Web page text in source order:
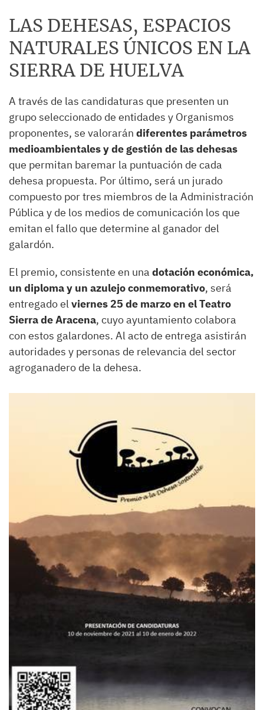
LAS DEHESAS, ESPACIOS
NATURALES ÚNICOS EN LA
SIERRA DE HUELVA
A través de las candidaturas que presenten un
grupo seleccionado de entidades y Organismos
proponentes, se valorarán diferentes parámetros
medioambientales y de gestión de las dehesas
que permitan baremar la puntuación de cada
dehesa propuesta. Por último, será un jurado
compuesto por tres miembros de la Administración
Pública y de los medios de comunicación los que
emitan el fallo que determine al ganador del
galardón.
El premio, consistente en una dotación económica,
un diploma y un azulejo conmemorativo, será
entregado elviernes 25 de marzo en el Teatro
Sierra de Aracena, cuyo ayuntamiento colabora
con estos galardones. Al acto de entrega asistirán
autoridades y personas de relevancia del sector
agroganadero de la dehesa.